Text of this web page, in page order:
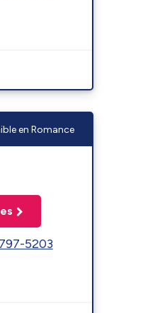
en Romance
5203